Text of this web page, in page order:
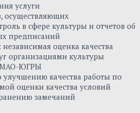
услуги
осуществляющих
в сфере культуры и отчетов об
предписаний
оценка качества
организациями культуры
ЮГРЫ
качества работы по
оценки качества условий
замечаний